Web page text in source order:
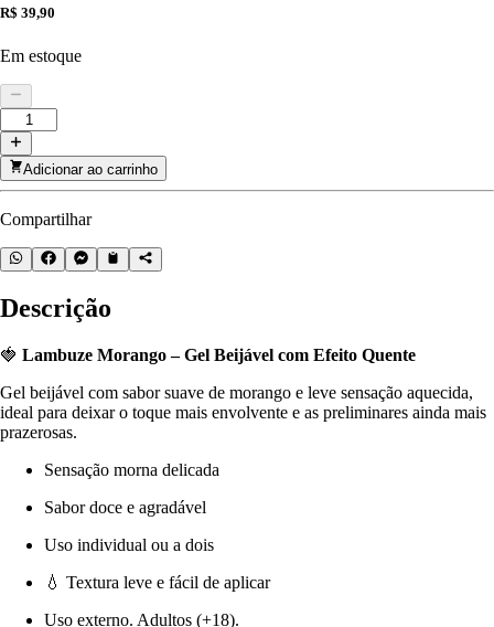
R$ 39,90
Em estoque
Adicionar ao carrinho
Compartilhar
Descrição
🍓 Lambuze Morango – Gel Beijável com Efeito Quente
Gel beijável com sabor suave de morango e leve sensação aquecida,
ideal para deixar o toque mais envolvente e as preliminares ainda mais
prazerosas.
Sensação morna delicada
Sabor doce e agradável
Uso individual ou a dois
💧 Textura leve e fácil de aplicar
Uso externo. Adultos (+18).